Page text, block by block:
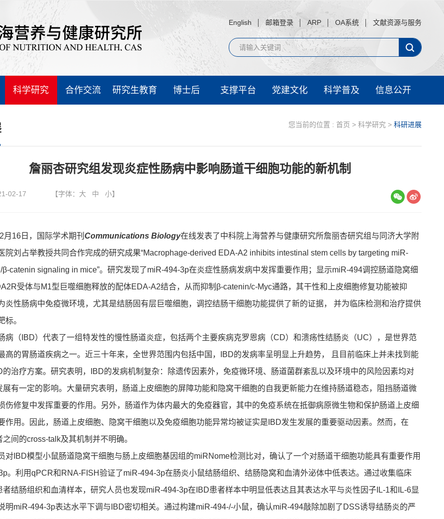
English 邮箱登录 ARP OA系统 文献资源与服务
科学研究 合作交流 研究生教育 博士后 支撑平台 党建文化 科学普及 信息公开
您当前的位置 : 首页 > 科学研究 > 科研进展
詹丽杏研究组发现炎症性肠病中影响肠道干细胞功能的新机制
02-17 【字体： 大 中 小】
16日，国际学术期刊 Communications Biology在线发表了中科院上海营养与健康研究所詹丽杏研究组与同济大学附
院刘占举教授共同合作完成的研究成果“Macrophage-derived EDA-A2 inhibits intestinal stem cells by targeting miR-
catenin signaling in mice”。研究发现了miR-494-3p在炎症性肠病发病中发挥重要作用；显示miR-494调控肠道隐窝细
受体与M1型巨噬细胞释放的配体EDA-A2结合，从而抑制β-catenin/c-Myc通路，其干性和上皮细胞修复功能被抑
炎性肠病中免疫微环境，尤其是结肠固有层巨噬细胞，调控结肠干细胞功能提供了新的证据， 并为临床检测和治疗提供
标。
（IBD）代表了一组特发性的慢性肠道炎症，包括两个主要疾病克罗恩病（CD）和溃疡性结肠炎（UC），是世界范
高的胃肠道疾病之一。近三十年来，全世界范围内包括中国，IBD的发病率呈明显上升趋势， 且目前临床上并未找到能
的治疗方案。研究表明，IBD的发病机制复杂：除遗传因素外，免疫微环境、肠道菌群紊乱以及环境中的风险因素均对
展有一定的影响。大量研究表明，肠道上皮细胞的屏障功能和隐窝干细胞的自我更新能力在维持肠道稳态，阻挡肠道微
伤修复中发挥重要的作用。另外，肠道作为体内最大的免疫器官，其中的免疫系统在抵御病原微生物和保护肠道上皮细
作用。因此，肠道上皮细胞、隐窝干细胞以及免疫细胞功能异常均被证实是IBD发生发展的重要驱动因素。然而，在
之间的cross-talk及其机制并不明确。
IBD模型小鼠肠道隐窝干细胞与肠上皮细胞基因组的miRNome检测比对，确认了一个对肠道干细胞功能具有重要作用
。利用qPCR和RNA-FISH验证了miR-494-3p在肠炎小鼠结肠组织、结肠隐窝和血清外泌体中低表达。通过收集临床
者结肠组织和血清样本，研究人员也发现miR-494-3p在IBD患者样本中明显低表达且其表达水平与炎性因子IL-1和IL-6显
明miR-494-3p表达水平下调与IBD密切相关。通过构建miR-494-/-小鼠，确认miR-494敲除加剧了DSS诱导结肠炎的严